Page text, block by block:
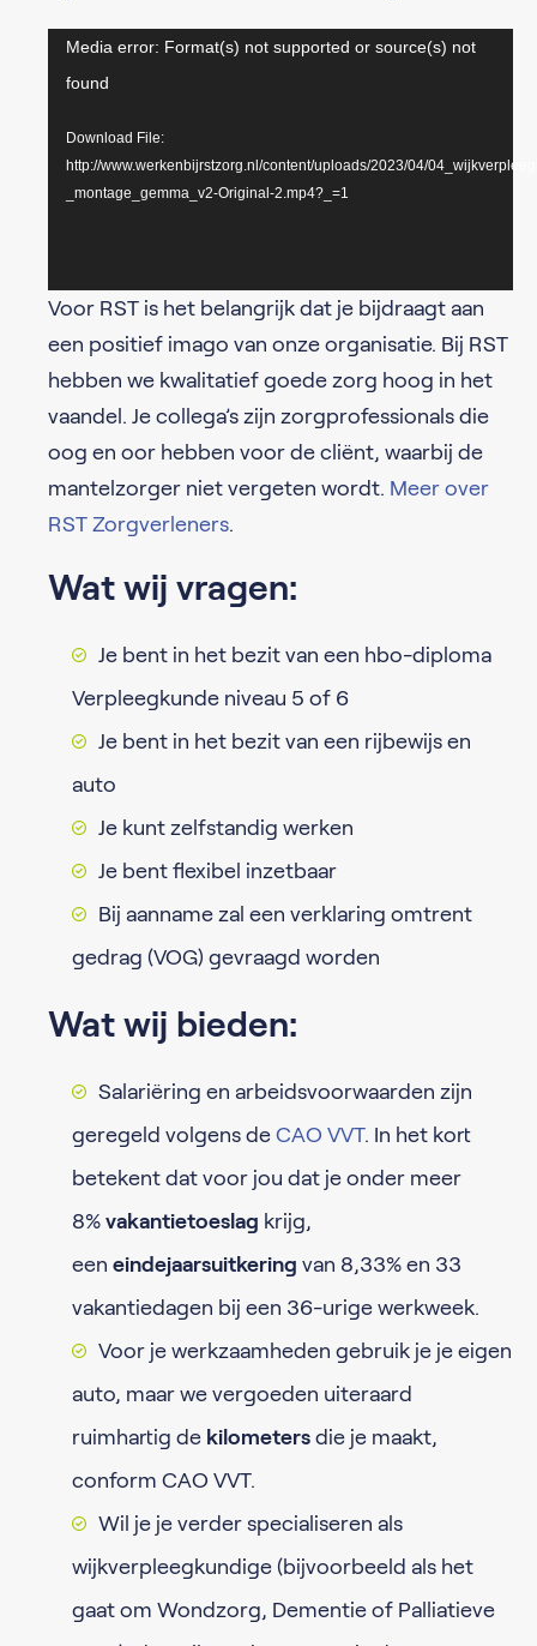
Video
Player
Media error: Format(s) not supported or source(s) not
found
Download File:
http://www.werkenbijrstzorg.nl/content/uploads/2023/04/
_montage_gemma_v2-Original-2.mp4?_=1
Voor RST is het belangrijk dat je bijdraagt aan
een positief imago van onze organisatie. Bij RST
hebben we kwalitatief goede zorg hoog in het
vaandel. Je collega’s zijn zorgprofessionals die
oog en oor hebben voor de cliënt, waarbij de
mantelzorger niet vergeten wordt. Meer over
RST Zorgverleners.
Wat wij vragen:
Je bent in het bezit van een hbo-diploma
Verpleegkunde niveau 5 of 6
Je bent in het bezit van een rijbewijs en
auto
Je kunt zelfstandig werken
Je bent flexibel inzetbaar
Bij aanname zal een verklaring omtrent
gedrag (VOG) gevraagd worden
Wat wij bieden:
Salariëring en arbeidsvoorwaarden zijn
geregeld volgens de CAO VVT. In het kort
betekent dat voor jou dat je onder meer
8% vakantietoeslag krijg,
een eindejaarsuitkering van 8,33% en 33
vakantiedagen bij een 36-urige werkweek.
Voor je werkzaamheden gebruik je je eigen
auto, maar we vergoeden uiteraard
ruimhartig de kilometers die je maakt,
conform CAO VVT.
Wil je je verder specialiseren als
wijkverpleegkundige (bijvoorbeeld als het
gaat om Wondzorg, Dementie of Palliatieve